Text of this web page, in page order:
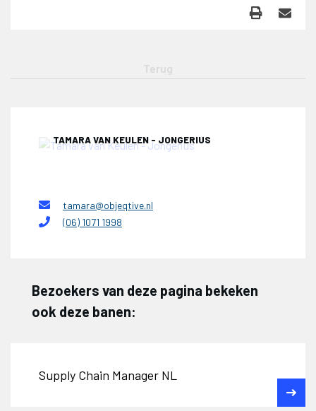
TAMARA VAN KEULEN - JONGERIUS
tamara@objeqtive.nl
(06) 1071 1998
Bezoekers van deze pagina bekeken
ook deze banen:
Supply Chain Manager NL